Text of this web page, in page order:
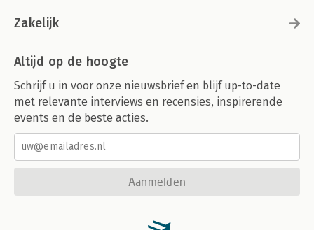
Zakelijk
Altijd op de hoogte
Schrijf u in voor onze nieuwsbrief en blijf up-to-date
met relevante interviews en recensies, inspirerende
events en de beste acties.
Aanmelden